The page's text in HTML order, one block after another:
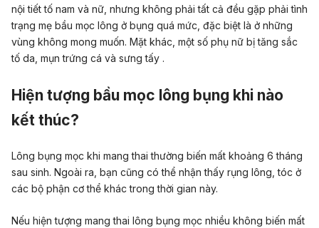
nội tiết tố nam và nữ, nhưng không phải tất cả đều gặp phải tình
trạng mẹ bầu mọc lông ở bụng quá mức, đặc biệt là ở những
vùng không mong muốn. Mặt khác, một số phụ nữ bị tăng sắc
tố da, mụn trứng cá và sưng tấy .
Hiện tượng bầu mọc lông bụng khi nào
kết thúc?
Lông bụng mọc khi mang thai thường biến mất khoảng 6 tháng
sau sinh. Ngoài ra, bạn cũng có thể nhận thấy rụng lông, tóc ở
các bộ phận cơ thể khác trong thời gian này.
Nếu hiện tượng mang thai lông bụng mọc nhiều không biến mất